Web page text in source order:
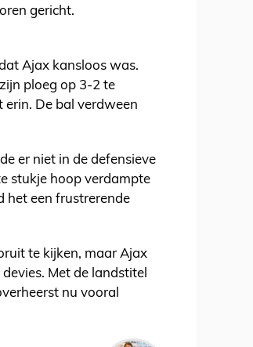
gericht.
Ajax kansloos was.
ploeg op 3-2 te
erin. De bal verdween
er niet in de defensieve
stukje hoop verdampte
het een frustrerende
te kijken, maar Ajax
Met de landstitel
nu vooral